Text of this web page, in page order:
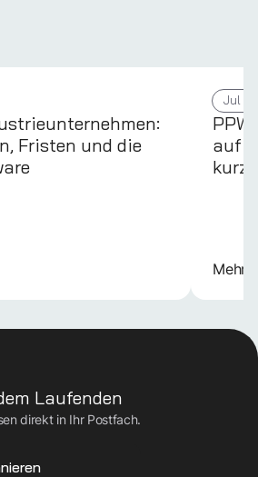
Fristen und die
Jul
auf
kurz
Mehr
Laufenden
direkt in Ihr Postfach.